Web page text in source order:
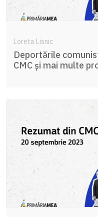
Loreta Lisnic
Deportările
CMC și mai multe